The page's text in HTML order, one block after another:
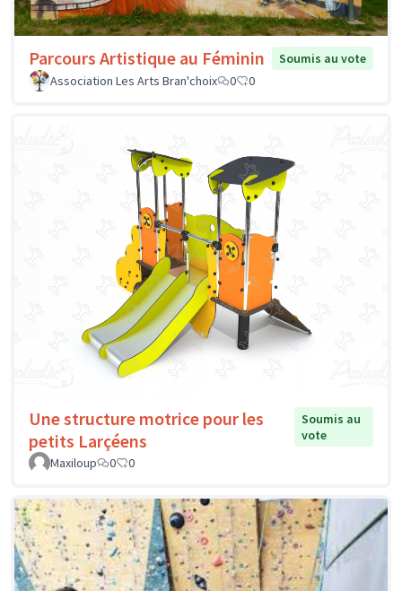
Parcours Artistique au Féminin
Soumis au vote
Association Les Arts Bran'choix
0 0
Une structure motrice pour les
petits Larçéens
Soumis au
vote
Maxiloup
0 0